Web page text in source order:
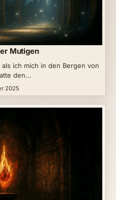
Mutigen
ich mich in den Bergen von
den…
2025